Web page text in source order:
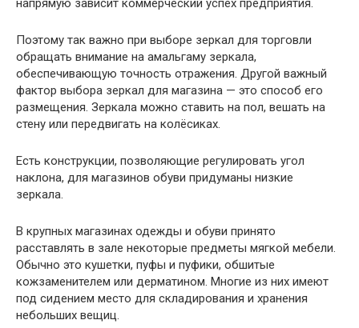
Поэтому так важно при выборе зеркал для торговли
обращать внимание на амальгаму зеркала,
обеспечивающую точность отражения. Другой важный
фактор выбора зеркал для магазина — это способ его
размещения. Зеркала можно ставить на пол, вешать на
стену или передвигать на колёсиках.
Есть конструкции, позволяющие регулировать угол
наклона, для магазинов обуви придуманы низкие
зеркала.
В крупных магазинах одежды и обуви принято
расставлять в зале некоторые предметы мягкой мебели.
Обычно это кушетки, пуфы и пуфики, обшитые
кожзаменителем или дерматином. Многие из них имеют
под сидением место для складирования и хранения
небольших вещиц.